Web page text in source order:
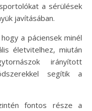
a sérülések
javításában.
a páciensek minél
életvitelhez, miután
irányított
segítik a
fontos része a